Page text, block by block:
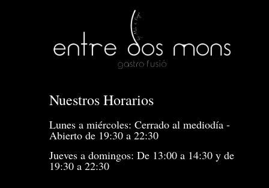
Nuestros Horarios
Lunes a miércoles: Cerrado al mediodía -
Abierto de 19:30 a 22:30
Jueves a domingos: De 13:00 a 14:30 y de
19:30 a 22:30